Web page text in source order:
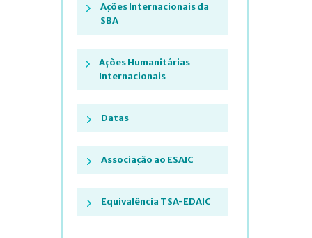
Ações Internacionais da
SBA
Ações Humanitárias
Internacionais
Datas
Associação ao ESAIC
Equivalência TSA-EDAIC